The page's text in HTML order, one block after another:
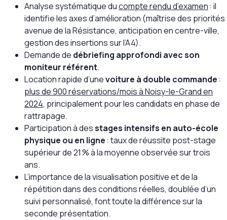
Analyse systématique ducompte rendu d’examen: il
identifie les axes d’amélioration (maîtrise des priorités
avenue de la Résistance, anticipation en centre-ville,
gestion des insertions sur l’A4).
Demande de débriefing approfondi avec son
moniteur référent.
Location rapide d’unevoiture à double commande:
plus de 900 réservations/mois à Noisy-le-Grand en
2024, principalement pour les candidats en phase de
rattrapage.
Participation à desstages intensifs en auto-école
physique ou en ligne: taux de réussite post-stage
supérieur de 21 % à la moyenne observée sur trois
ans.
L’importance de la visualisation positive et de la
répétition dans des conditions réelles, doublée d’un
suivi personnalisé, font toute la différence sur la
seconde présentation.